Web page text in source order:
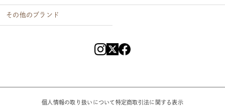
その他のブランド
個人情報の取り扱いについて特定商取引法に関する表示